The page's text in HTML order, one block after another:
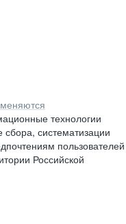
технологии
систематизации
пользователей
Российской